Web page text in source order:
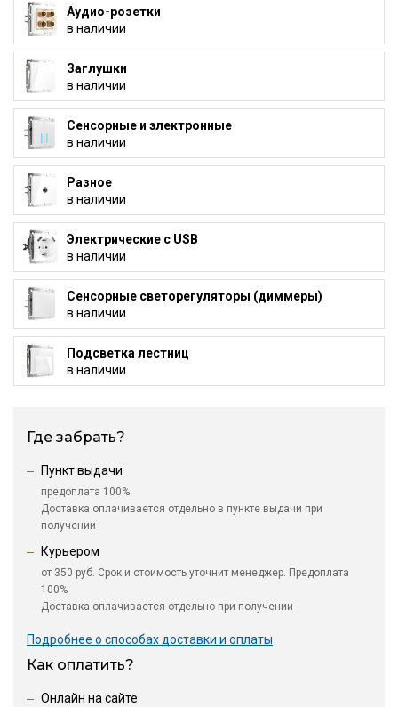
Аудио-розетки
в наличии
Заглушки
в наличии
Сенсорные и электронные
в наличии
Разное
в наличии
Электрические с USB
в наличии
Сенсорные светорегуляторы (диммеры)
в наличии
Подсветка лестниц
в наличии
Где забрать?
Пункт выдачи
предоплата 100%
Доставка оплачивается отдельно в пункте выдачи при
получении
Курьером
от 350 руб. Срок и стоимость уточнит менеджер. Предоплата
100%
Доставка оплачивается отдельно при получении
Подробнее о способах доставки и оплаты
Как оплатить?
Онлайн на сайте